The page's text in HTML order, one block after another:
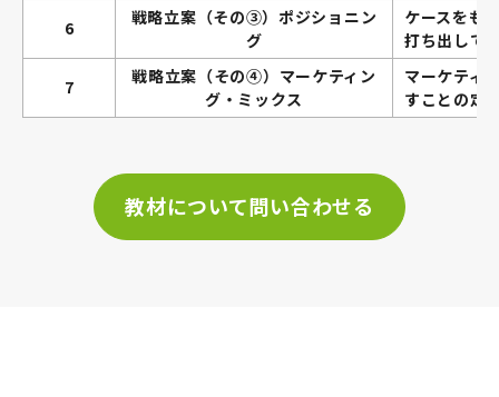
6
戦略立案（その③）ポジショニン
グ
ケースをも
打ち出して
7
戦略立案（その④）マーケティン
グ・ミックス
マーケティ
すことの定
教材について問い合わせる